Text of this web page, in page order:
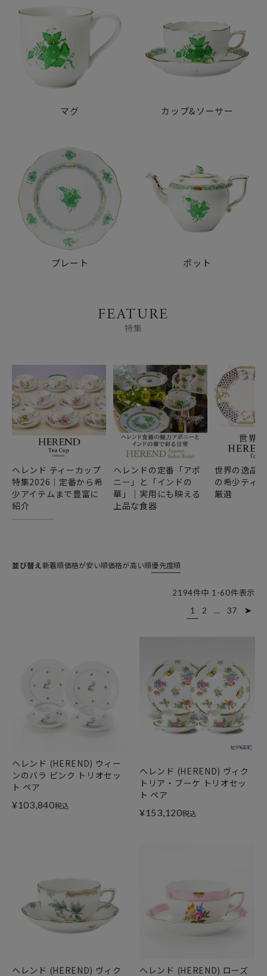
マグ カップ&ソーサー
プレート ポット
FEATURE
特集
ヘレンド ティーカップ
特集2026｜定番から希
少アイテムまで豊富に
紹介
ヘレンドの定番「アポ
ニー」と「インドの
華」｜実用にも映える
上品な食器
世界の逸品
の希少ティ
厳選
並び替え 新着順価格が安い順価格が高い順優先度順
2194件中 1 -60件表示
1 2 … 37
ヘレンド (HEREND) ウィー
ンのバラ ピンク トリオセッ
ト ペア
¥103,840税込
ヘレンド (HEREND) ヴィク
トリア・ブーケ トリオセッ
ト ペア
¥153,120税込
ヘレンド (HEREND) ヴィク
ヘレンド (HEREND) ローズ